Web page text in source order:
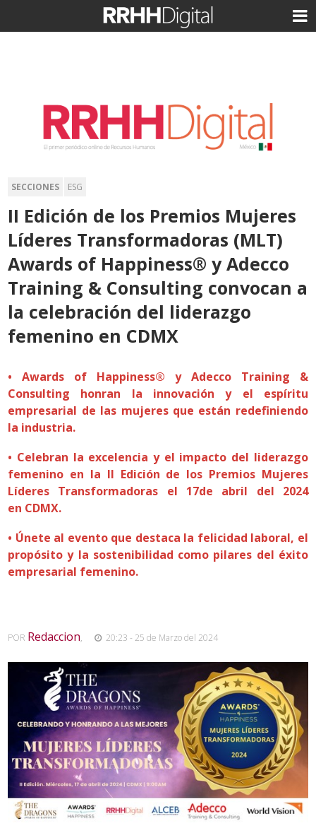
SECCIONES ESG
II Edición de los Premios Mujeres
Líderes Transformadoras (MLT)
Awards of Happiness® y Adecco
Training & Consulting convocan a
la celebración del liderazgo
femenino en CDMX
• Awards of Happiness® y Adecco Training &
Consulting honran la innovacióny el espíritu
empresarial de las mujeres que están redefiniendo
la industria.
• Celebran la excelencia y el impacto del liderazgo
femenino en la II Edición de los Premios Mujeres
Líderes Transformadoras el 17de abril del 2024
en CDMX.
• Únete al evento que destaca la felicidad laboral, el
propósito y la sostenibilidad como pilares del éxito
empresarial femenino.
POR Redaccion, 20:23 - 25 de Marzo del 2024